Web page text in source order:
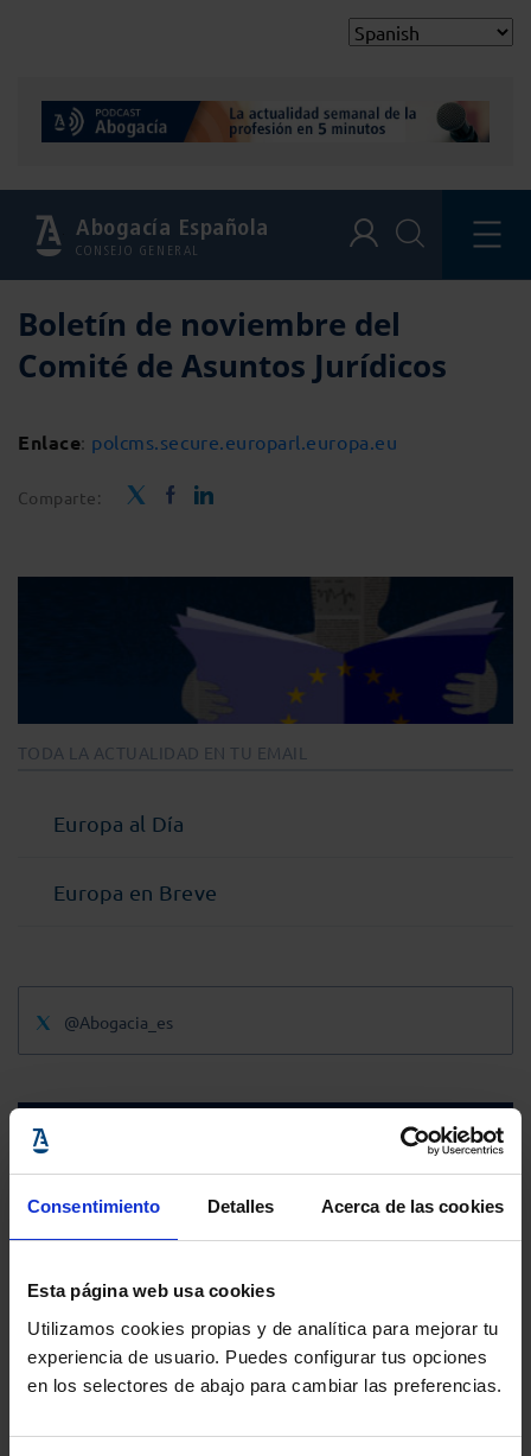
Consentimiento Detalles Acerca de las cookies
Esta página web usa cookies
Utilizamos cookies propias y de analítica para mejorar tu
experiencia de usuario. Puedes configurar tus opciones
en los selectores de abajo para cambiar las preferencias.
Abogacía Española
CONSEJO GENERAL
Boletín de noviembre del
Comité de Asuntos Jurídicos
Enlace: polcms.secure.europarl.europa.eu
Comparte:
TODA LA ACTUALIDAD EN TU EMAIL
Europa al Día
Europa en Breve
@Abogacia_es